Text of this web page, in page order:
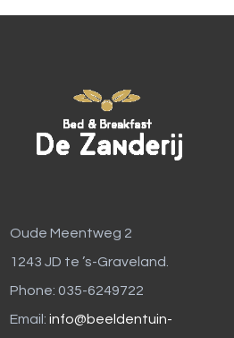
Oude Meentweg 2
1243 JD te ’s-Graveland.
Phone: 035-6249722
Email: info@beeldentuin-